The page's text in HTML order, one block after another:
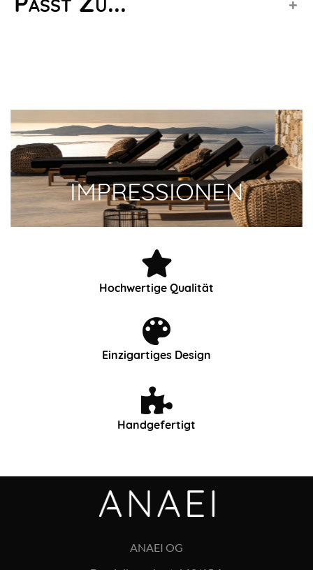
IMPRESSIONEN
Hochwertige Qualität
Einzigartiges Design
Handgefertigt
ANAEI OG